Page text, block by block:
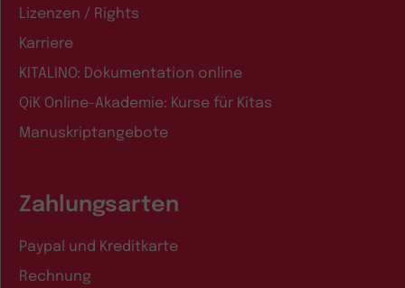
Lizenzen / Rights
Karriere
KITALINO: Dokumentation online
QiK Online-Akademie: Kurse für Kitas
Manuskriptangebote
Zahlungsarten
Paypal und Kreditkarte
Rechnung